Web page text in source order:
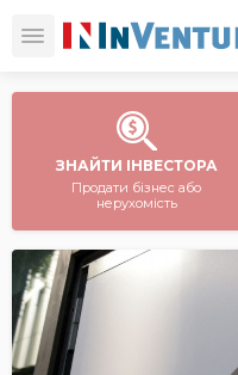
ЗНАЙТИ ІНВЕСТОРА
Продати бізнес або
нерухомість